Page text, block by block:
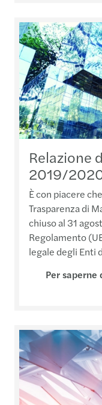
Relazione
2019/
È con piacere
Trasparenza di
chiuso al 31
Regolamento
legale degli Enti
Per saperne